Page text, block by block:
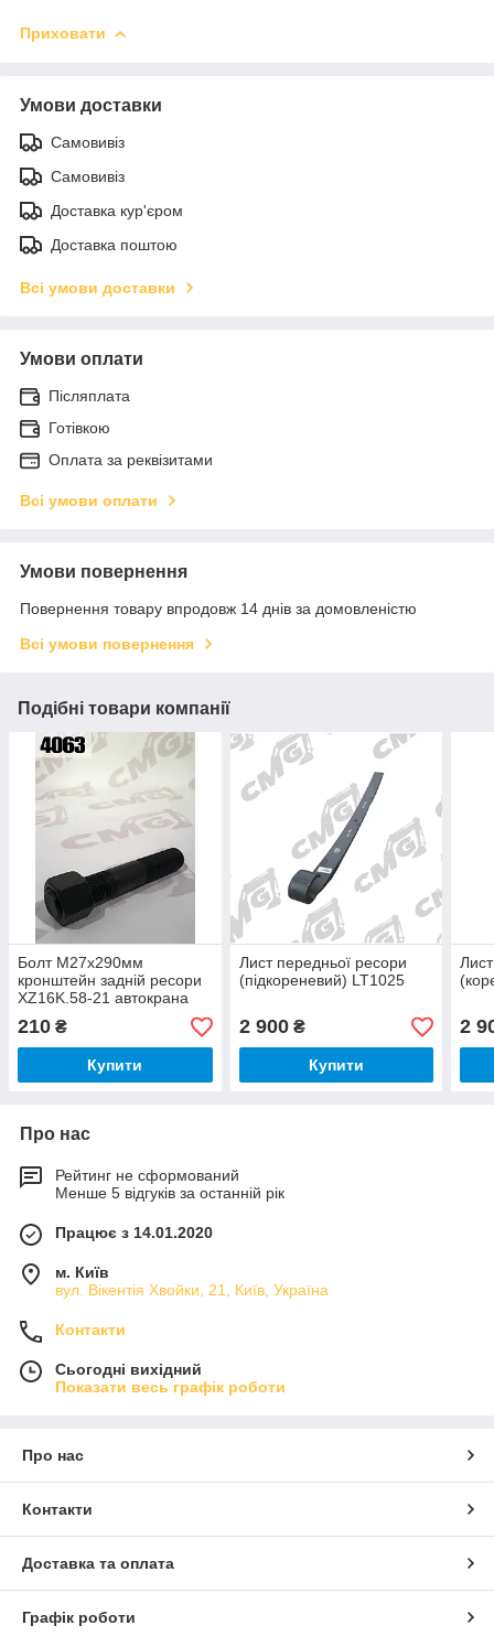
Приховати
Умови доставки
Самовивіз
Самовивіз
Доставка кур'єром
Доставка поштою
Всі умови доставки
Умови оплати
Післяплата
Готівкою
Оплата за реквізитами
Всі умови оплати
Умови повернення
Повернення товару впродовж 14 днів за домовленістю
Всі умови повернення
Подібні товари компанії
Болт М27х290мм
кронштейн задній ресори
XZ16K.58-21 автокрана
QY25K/QY50K
210 ₴
Купити
Лист передньої ресори
(підкореневий) LT1025
2 900₴
Купити
2
Про нас
Рейтинг не сформований
Менше 5 відгуків за останній рік
Працює з 14.01.2020
м. Київ
вул. Вікентія Хвойки, 21, Київ, Україна
Контакти
Сьогодні вихідний
Показати весь графік роботи
Про нас
Контакти
Доставка та оплата
Графік роботи